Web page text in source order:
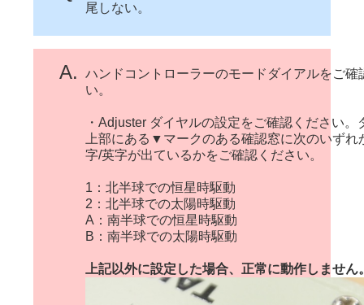
尾しない。
A.
ハンドコントローラーのモードダイアルをご確
い。
・Adjuster ダイヤルの設定をご確認ください。
上部にある▼マークのある確認窓に次のいずれ
字/英字が出ているかをご確認ください。
1：北半球での恒星時駆動
2：北半球での太陽時駆動
A：南半球での恒星時駆動
B：南半球での太陽時駆動
上記以外に設定した場合、正常に動作しません